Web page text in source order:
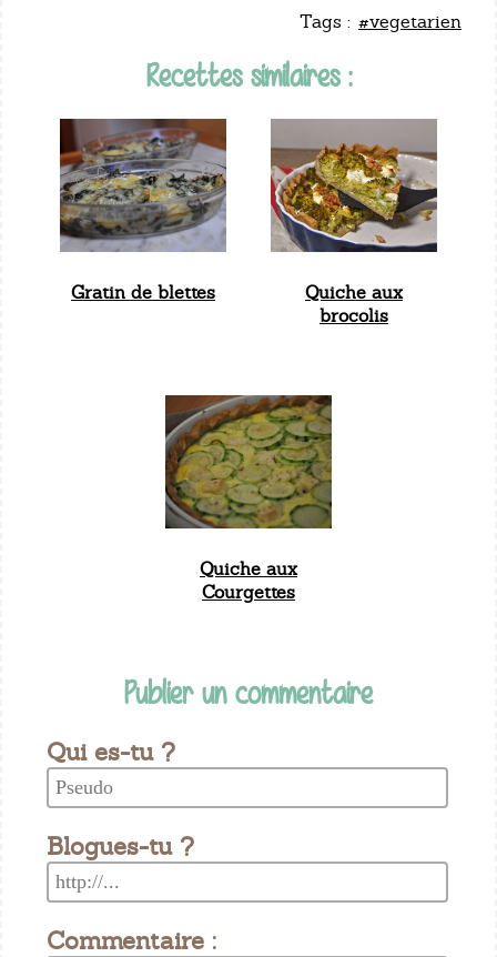
Tags : #vegetarien
Recettes similaires :
Gratin de blettes
Quiche aux
brocolis
Quiche aux
Courgettes
Publier un commentaire
Qui es-tu ?
Blogues-tu ?
Commentaire :